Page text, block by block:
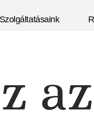
Szolgáltatásaink